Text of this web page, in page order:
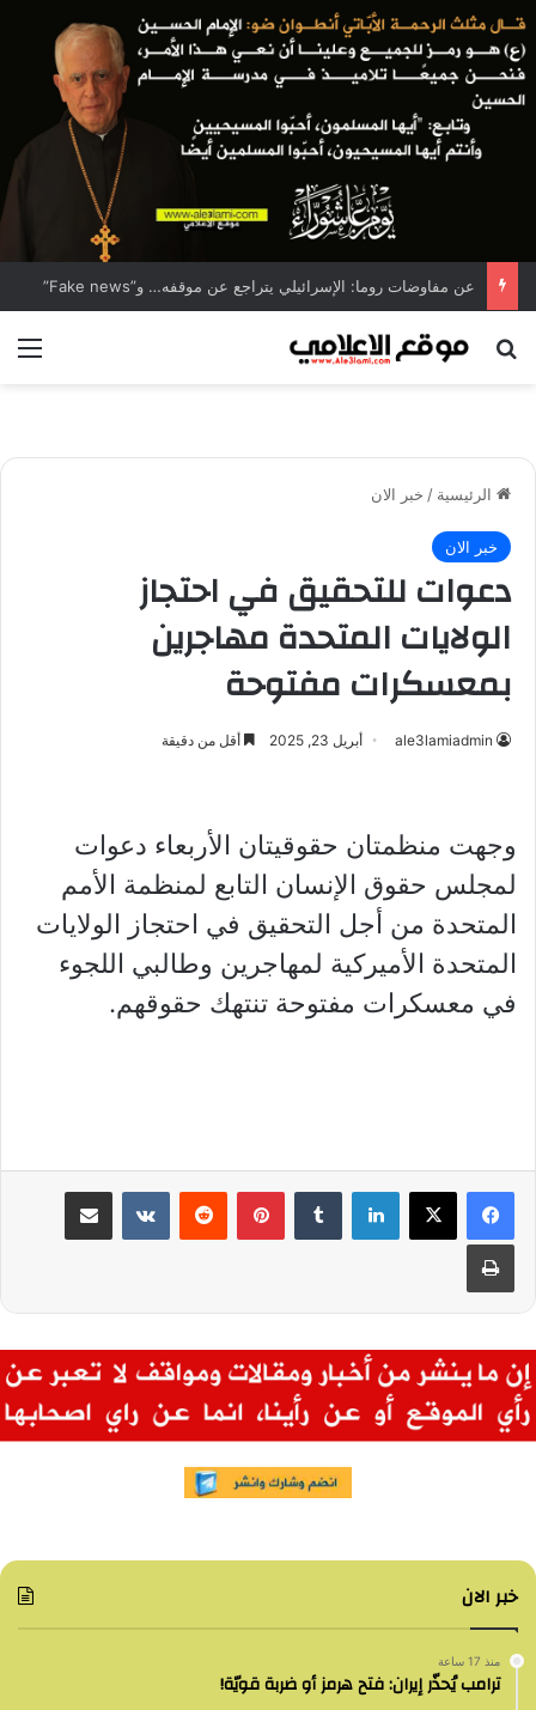
عن مفاوضات روما: الإسرائيلي يتراجع عن موقفه… و”Fake news”
بحث عن
الرئيسية / خبر الان
خبر الان
دعوات للتحقيق في احتجاز
الولايات المتحدة مهاجرين
بمعسكرات مفتوحة
ale3lamiadmin أبريل 23, 2025 أقل من دقيقة
وجهت منظمتان حقوقيتان الأربعاء دعوات
لمجلس حقوق الإنسان التابع لمنظمة الأمم
المتحدة من أجل التحقيق في احتجاز الولايات
المتحدة الأميركية لمهاجرين وطالبي اللجوء
في معسكرات مفتوحة تنتهك حقوقهم.
لينكدإن بينتيريست مشاركة عبر البريد
طباعة
خبر الان
منذ 17 ساعة
ترامب يُحذّر إيران: فتح هرمز أو ضربة قويّة!